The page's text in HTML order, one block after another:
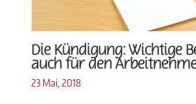
Die Kündigung: Wichtige
auch für den
23 Mai, 2018